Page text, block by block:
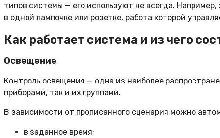
типов системы — его используют не всегда.
в одной лампочке или розетке, работа которой
Как работает система и из чего
Освещение
Контроль освещения — одна из наиболее
приборами, так и их группами.
В зависимости от прописанного сценария можно
в заданное время;